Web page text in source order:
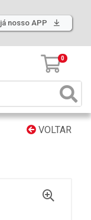
nosso APP
0
VOLTAR